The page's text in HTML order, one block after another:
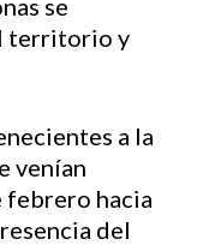
se
territorio y
a la
venían
febrero hacia
del